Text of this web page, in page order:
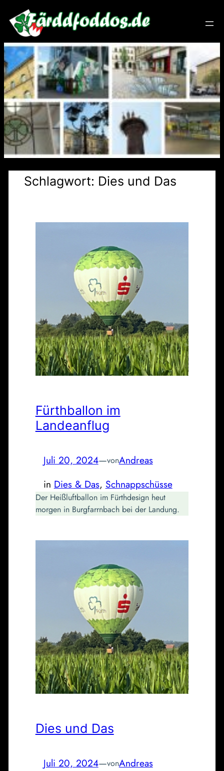
Zum
Inhalt
springen
Schlagwort: Dies und Das
Fürthballon im
Landeanflug
Juli 20, 2024—vonAndreas
in Dies & Das, Schnappschüsse
Der Heißluftballon im Fürthdesign heut
morgen in Burgfarrnbach bei der Landung.
Dies und Das
Juli 20, 2024—vonAndreas